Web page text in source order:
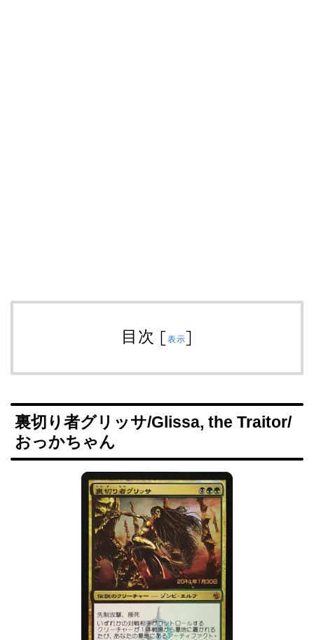
目次 [表示]
裏切り者グリッサ/Glissa, the Traitor/
おっかちゃん